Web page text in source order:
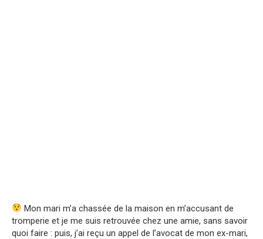
Mon mari m’a chassée de la maison en m’accusant de
tromperie et je me suis retrouvée chez une amie, sans savoir
quoi faire : puis, j’ai reçu un appel de l’avocat de mon ex-mari,